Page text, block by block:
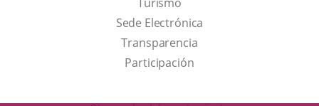
link
will
open
a
Sede Electrónica
Transparencia
Participación